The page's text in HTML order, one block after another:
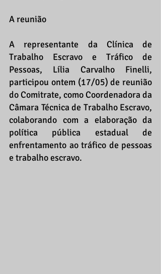
A reunião
A representante da Clínica de
Trabalho Escravo e Tráfico de
Pessoas, Lília Carvalho Finelli,
participou ontem (17/05) de reunião
do Comitrate, como Coordenadora da
Câmara Técnica de Trabalho Escravo,
colaborando com a elaboração da
política pública estadual de
enfrentamento ao tráfico de pessoas
e trabalho escravo.